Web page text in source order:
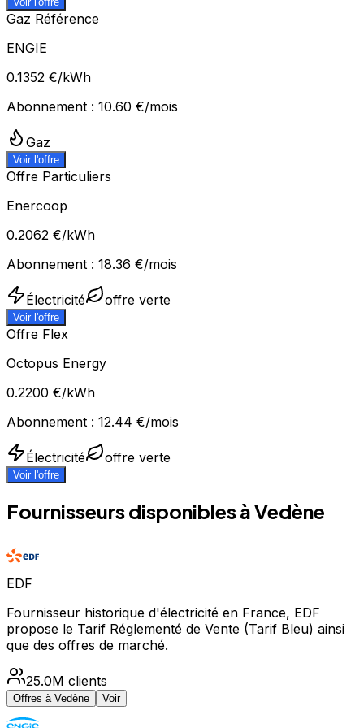
Gaz Référence
ENGIE
0.1352 €/kWh
Abonnement : 10.60 €/mois
Gaz
Voir l'offre
Offre Particuliers
Enercoop
0.2062 €/kWh
Abonnement : 18.36 €/mois
Électricité offre verte
Voir l'offre
Offre Flex
Octopus Energy
0.2200 €/kWh
Abonnement : 12.44 €/mois
Électricité offre verte
Voir l'offre
Fournisseurs disponibles àVedène
EDF
Fournisseur historique d'électricité en France, EDF
propose le Tarif Réglementé de Vente (Tarif Bleu) ainsi
que des offres de marché.
25.0M clients
Offres à Vedène Voir